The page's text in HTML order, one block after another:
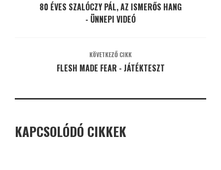
80 ÉVES SZALÓCZY PÁL, AZ ISMERŐS HANG
- ÜNNEPI VIDEÓ
KÖVETKEZŐ CIKK
FLESH MADE FEAR - JÁTÉKTESZT
KAPCSOLÓDÓ CIKKEK